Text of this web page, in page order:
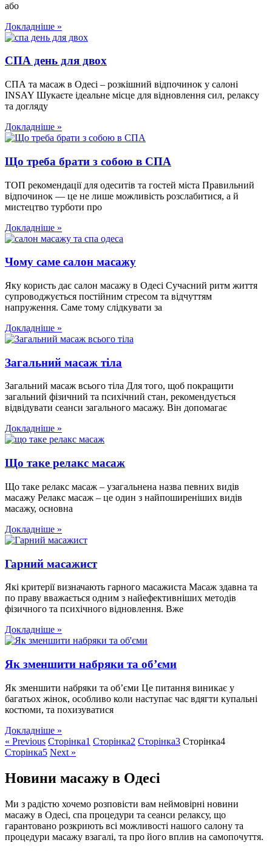
або
Докладніше »
СПА день для двох
СПА та масаж в Одесі – розкішний відпочинок у салоні
INSAY Шукаєте ідеальне місце для відновлення сил, релаксу
та догляду
Докладніше »
Що треба брати з собою в СПА
ТОП рекомендації для одеситів та гостей міста Правильний
відпочинок — це не лише можливість розслабитися, а й
мистецтво турботи про
Докладніше »
Чому саме салон масажу
Яку користь дає салон масажу в Одесі Сучасний ритм життя
супроводжується постійним стресом та відчуттям
напруження. Саме тому слідкувати за
Докладніше »
Загальний масаж тіла
Загальний масаж всього тіла Для того, щоб покращити
загальний фізичний та психічний стан, рекомендується
відвідувати сеанси загального масажу. Він допомагає
Докладніше »
Що таке релакс масаж
Що таке релакс масаж – узагальнена назва певних видів
масажу Релакс масаж – це один з найпоширеніших видів
масажу, основна
Докладніше »
Гарний масажист
Які критерії визначають гарного масажиста Масаж здавна та
по праву вважається одним з найефективніших методів
фізичного та психічного відновлення. Вже
Докладніше »
Як зменшити набряки та об’єми
Як зменшити набряки та об’єми Це питання виникає у
багатьох жінок, особливо коли наступає час вдягти купальні
костюми, та похизуватися
Докладніше »
« Previous Сторінка1 Сторінка2 Сторінка3 Сторінка4
Сторінка5 Next »
Новини масажу в Одесі
Ми з радістю хочемо розповісти вам неймовірні новини
масажу в Одесі, спа процедури та сеанси релаксу, що
гарантовано розкриють всі можливості нашого салону та
процедури масажу взагалі, та про його вплив на самопочуття.